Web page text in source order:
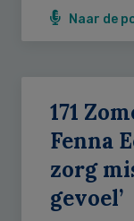
Naar de
171
Fenna
zorg
gevoel’